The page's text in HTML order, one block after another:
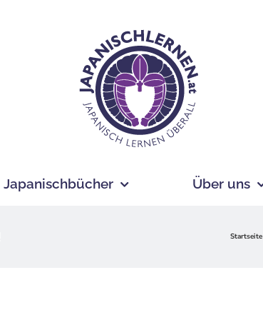
Japanischbücher Über uns
Startseite